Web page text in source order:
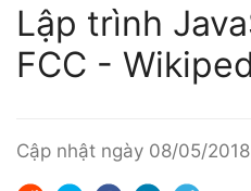
Lập trình
FCC -
Cập nhật ngày 08/05/2018